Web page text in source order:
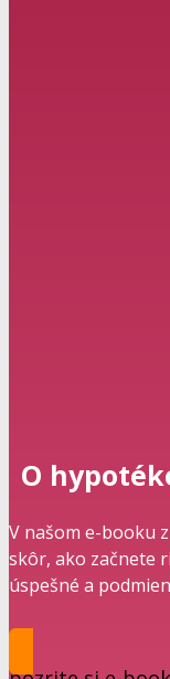
O
V našom e-booku
skôr, ako začnete
úspešné a